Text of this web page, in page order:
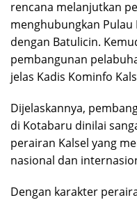
rencana melanjutkan
menghubungkan
dengan Batulicin.
pembangunan
jelas Kadis Kominfo
Dijelaskannya,
di Kotabaru dinilai
perairan Kalsel yang
nasional dan
Dengan karakter